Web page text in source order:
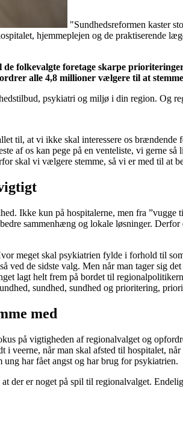
"Sundhedsreformen kaster
hjemmeplejen og de praktiserende
folkevalgte foretage skarpe
alle 4,8 millioner vælgere til at
psykiatri og miljø i din region. Og
til, at vi ikke skal interessere os
af os kan pege på en venteliste, vi gerne
skal vi vælgere stemme, så vi er med til at
Ikke kun på hospitalerne, men fra
sammenhæng og lokale løsninger.
meget skal psykiatrien fylde i forhold til
ved de sidste valg. Men når man tager sig
lagt helt frem på bordet til
sundhed, sundhed og prioritering,
med
på vigtigheden af regionalvalget og
når man skal afsted til hospitalet,
har fået angst og har brug for psykiatrien.
der er noget på spil til regionalvalget.